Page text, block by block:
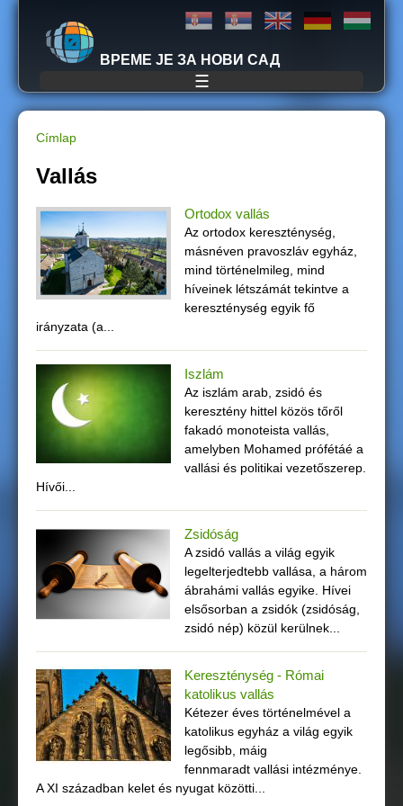
Jump to navigation
ВРЕМЕ ЈЕ ЗА НОВИ САД
☰
J
e
l
e
n
l
i
h
l
y
Címlap
Vallás
Ortodox vallás
Az ortodox kereszténység,
másnéven pravoszláv egyház,
mind történelmileg, mind
híveinek létszámát tekintve a
kereszténység egyik fő
irányzata (a...
Iszlám
Az iszlám arab, zsidó és
keresztény hittel közös tőről
fakadó monoteista vallás,
amelyben Mohamed prófétáé a
vallási és politikai vezetőszerep.
Hívői...
Zsidóság
A zsidó vallás a világ egyik
legelterjedtebb vallása, a három
ábrahámi vallás egyike. Hívei
elsősorban a zsidók (zsidóság,
zsidó nép) közül kerülnek...
Kereszténység - Római
katolikus vallás
Kétezer éves történelmével a
katolikus egyház a világ egyik
legősibb, máig
fennmaradt vallási intézménye.
A XI században kelet és nyugat közötti...